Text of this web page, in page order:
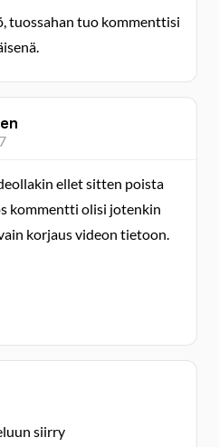
tuossahan tuo kommenttisi
ellet sitten poista
kommentti olisi jotenkin
korjaus videon tietoon.
siirry